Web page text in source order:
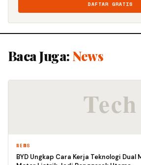
DAFTAR GRATIS
Baca Juga: News
NEWS
BYD Ungkap Cara Kerja Teknologi Dual